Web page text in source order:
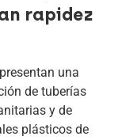
rapidez
una
de tuberías
y de
plásticos de